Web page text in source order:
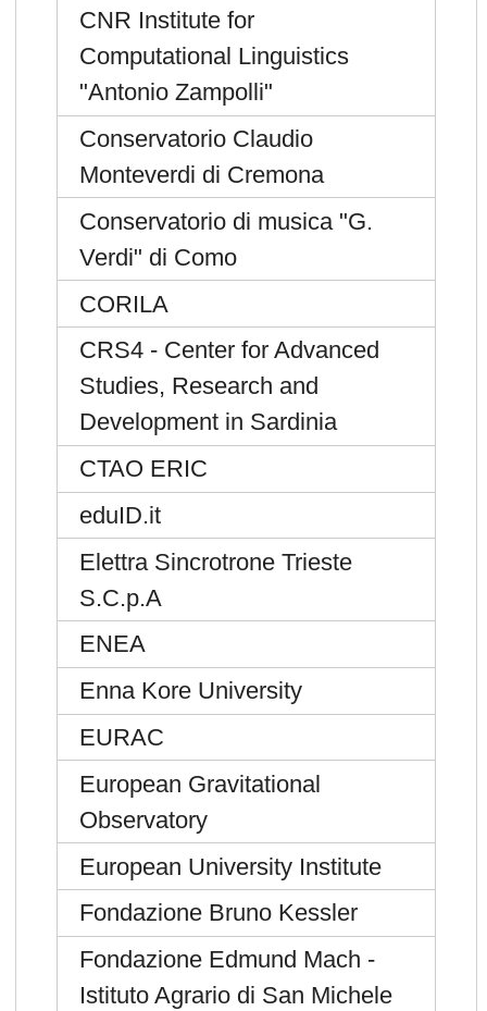
CNR Institute for
Computational Linguistics
"Antonio Zampolli"
Conservatorio Claudio
Monteverdi di Cremona
Conservatorio di musica "G.
Verdi" di Como
CORILA
CRS4 - Center for Advanced
Studies, Research and
Development in Sardinia
CTAO ERIC
eduID.it
Elettra Sincrotrone Trieste
S.C.p.A
ENEA
Enna Kore University
EURAC
European Gravitational
Observatory
European University Institute
Fondazione Bruno Kessler
Fondazione Edmund Mach -
Istituto Agrario di San Michele